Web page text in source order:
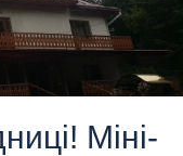
Міні-